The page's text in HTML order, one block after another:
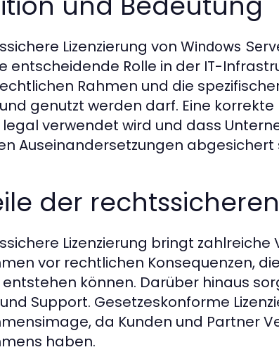
Lizenzierung von Windows
entscheidende Rolle in der IT-
Rahmen und die
genutzt werden darf. Eine
verwendet wird und dass
Auseinandersetzungen abgesichert
der
Lizenzierung bringt
vor rechtlichen Konsequenzen,
können. Darüber hinaus
Support. Gesetzeskonforme
da Kunden und Partner
haben.